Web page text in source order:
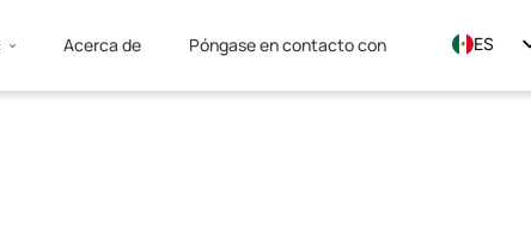
Acerca de Póngase en contacto con ES
EN